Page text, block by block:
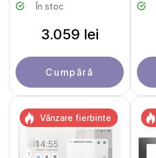
În stoc
3.059 lei
Cumpără
Vânzare fierbinte